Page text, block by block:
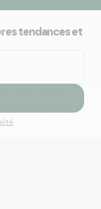
tendances et